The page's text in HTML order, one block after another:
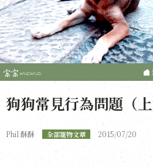
狗狗常見行為問題（上
Phil 酥酥 全部寵物文章 2015/07/20